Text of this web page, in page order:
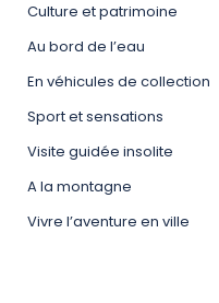
Culture et patrimoine
Au bord de l’eau
En véhicules de collection
Sport et sensations
Visite guidée insolite
A la montagne
Vivre l’aventure en ville